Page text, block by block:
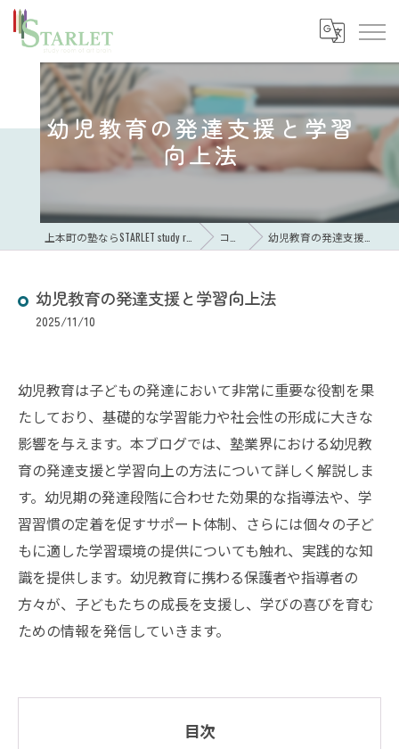
幼児教育の発達支援と学習
向上法
コラム 幼児教育の発達支援と学習向上法
幼児教育の発達支援と学習向上法
2025/11/10
幼児教育は子どもの発達において非常に重要な役割を果
たしており、基礎的な学習能力や社会性の形成に大きな
影響を与えます。本ブログでは、塾業界における幼児教
育の発達支援と学習向上の方法について詳しく解説しま
す。幼児期の発達段階に合わせた効果的な指導法や、学
習習慣の定着を促すサポート体制、さらには個々の子ど
もに適した学習環境の提供についても触れ、実践的な知
識を提供します。幼児教育に携わる保護者や指導者の
方々が、子どもたちの成長を支援し、学びの喜びを育む
ための情報を発信していきます。
目次